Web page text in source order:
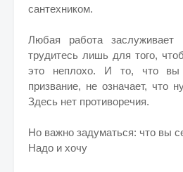
сантехником.
Любая работа
трудитесь лишь для того,
это неплохо. И то, что вы
призвание, не означает, что
Здесь нет противоречия.
Но важно задуматься: что вы
Надо и хочу